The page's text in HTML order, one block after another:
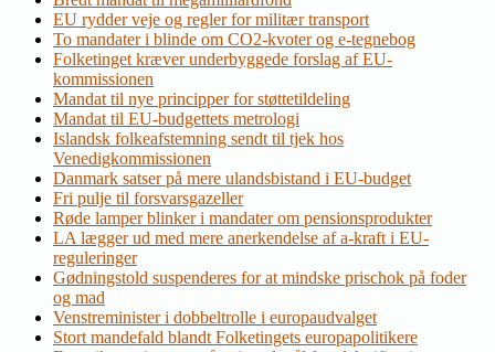
EU rydder veje og regler for militær transport
To mandater i blinde om CO2-kvoter og e-tegnebog
Folketinget kræver underbyggede forslag af EU-
kommissionen
Mandat til nye principper for støttetildeling
Mandat til EU-budgettets metrologi
Islandsk folkeafstemning sendt til tjek hos
Venedigkommissionen
Danmark satser på mere ulandsbistand i EU-budget
Fri pulje til forsvarsgazeller
Røde lamper blinker i mandater om pensionsprodukter
LA lægger ud med mere anerkendelse af a-kraft i EU-
reguleringer
Gødningstold suspenderes for at mindske prischok på foder
og mad
Venstreminister i dobbeltrolle i europaudvalget
Stort mandefald blandt Folketingets europapolitikere